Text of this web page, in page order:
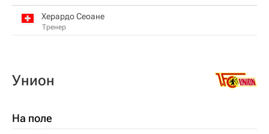
Херардо Сеоане
Тренер
Унион
На поле